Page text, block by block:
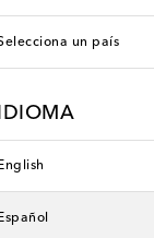
price
40% de descuento
un país
IDIOMA
English
Español